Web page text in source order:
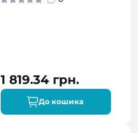
1 819.34 грн.
До кошика